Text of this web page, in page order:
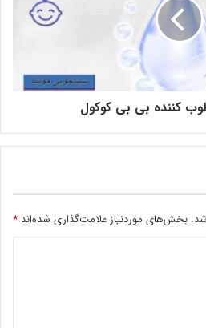
کننده بی بی کوکول
بخش‌های موردنیاز علامت‌گذاری شده‌اند *